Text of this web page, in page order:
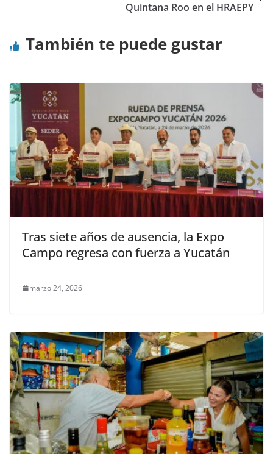
Quintana Roo en el HRAEPY
También te puede gustar
Tras siete años de ausencia, la Expo
Campo regresa con fuerza a Yucatán
marzo 24, 2026